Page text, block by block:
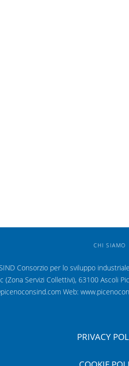
CHI SIAMO
Consorzio per lo sviluppo
(Zona Servizi Collettivi), 63100 Ascoli
Web:
PRIVACY